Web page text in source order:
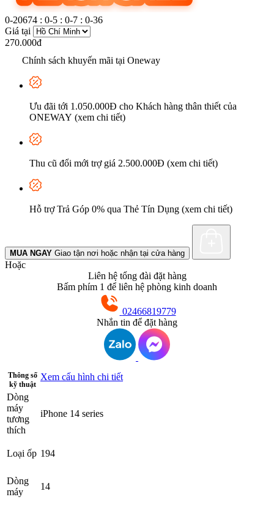
0-20674 : 0-5 : 0-7 : 0-37
Giá tại
270.000đ
Chính sách khuyến mãi tại Oneway
Ưu đãi tới 1.050.000Đ cho Khách hàng thân thiết của
ONEWAY (xem chi tiết)
Thu cũ đổi mới trợ giá 2.500.000Đ (xem chi tiết)
Hỗ trợ Trả Góp 0% qua Thẻ Tín Dụng (xem chi tiết)
MUA NGAY Giao tận nơi hoặc nhận tại cửa hàng
Hoặc
Liên hệ tổng đài đặt hàng
Bấm phím 1 để liên hệ phòng kinh doanh
02466819779
Nhắn tin để đặt hàng
Thông số
kỹ thuật
Xem cấu hình chi tiết
Dòng
máy
tương
thích
iPhone 14 series
Loại ốp 194
Dòng
máy
14